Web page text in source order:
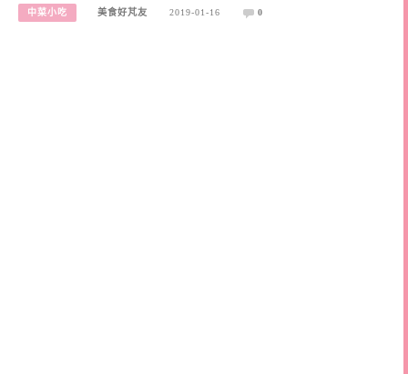
中菜小吃 美食好芃友 2019-01-16 0